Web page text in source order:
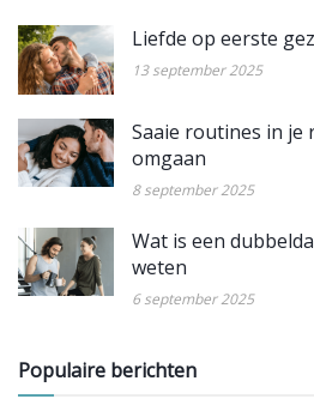
Liefde op eerste
13 september 2025
Saaie routines in je
omgaan
8 september 2025
Wat is een
weten
6 september 2025
Populaire berichten